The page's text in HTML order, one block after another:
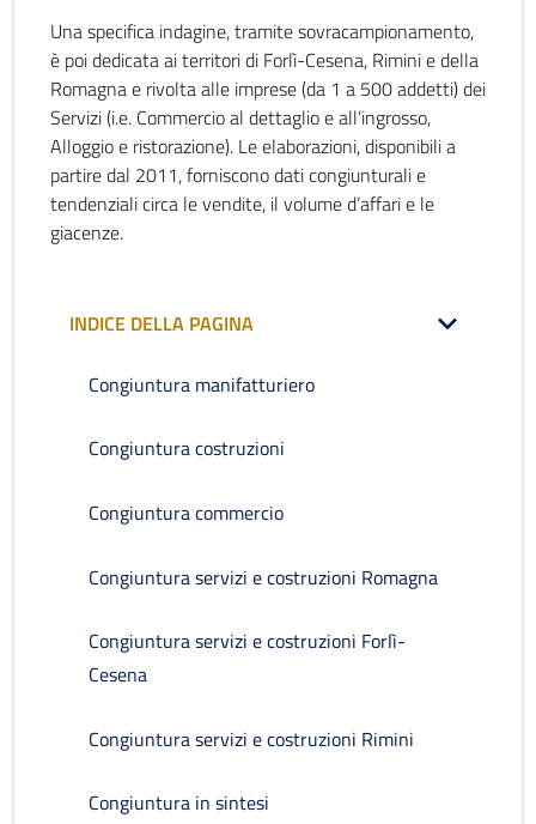
Una specifica indagine, tramite sovracampionamento,
è poi dedicata ai territori di Forlì-Cesena, Rimini e della
Romagna e rivolta alle imprese (da 1 a 500 addetti) dei
Servizi (i.e. Commercio al dettaglio e all’ingrosso,
Alloggio e ristorazione). Le elaborazioni, disponibili a
partire dal 2011, forniscono dati congiunturali e
tendenziali circa le vendite, il volume d’affari e le
giacenze.
INDICE DELLA PAGINA
Congiuntura manifatturiero
Congiuntura costruzioni
Congiuntura commercio
Congiuntura servizi e costruzioni Romagna
Congiuntura servizi e costruzioni Forlì-
Cesena
Congiuntura servizi e costruzioni Rimini
Congiuntura in sintesi